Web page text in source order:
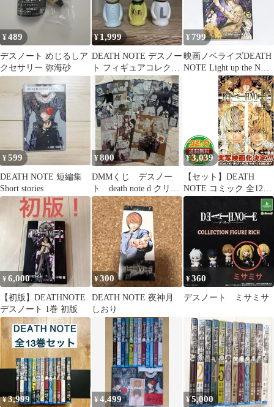
¥489
デスノート めじるしア
クセサリー 弥海砂
¥1,999
DEATH NOTE デスノー
ト フィギュアコレクシ
ョン セット
¥ 799
映画ノベライズDEATH
NOTE Light up the NEW
¥599
DEATH NOTE 短編集
Short stories
¥800
DMMくじ デスノー
ト death note d クリア
ファイル コンプ
¥3,039
【セット】DEATH
NOTE コミック 全12巻
完結+13巻セット (ジャ
ンプ・コミックス) 小
畑 健
¥6,000
【初版】DEATHNOTE
デスノート 1巻 初版
¥300
DEATH NOTE 夜神月
しおり
¥360
デスノート ミサミサ
¥3,999 ¥4,499 ¥5,000